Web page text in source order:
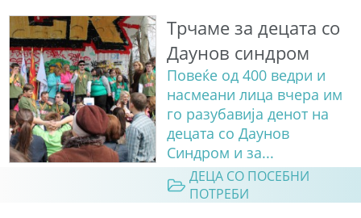
Трчаме за децата со
Даунов синдром
Повеќе од 400 ведри и
насмеани лица вчера им
го разубавија денот на
децата со Даунов
Синдром и за...
ДЕЦА СО ПОСЕБНИ
ПОТРЕБИ